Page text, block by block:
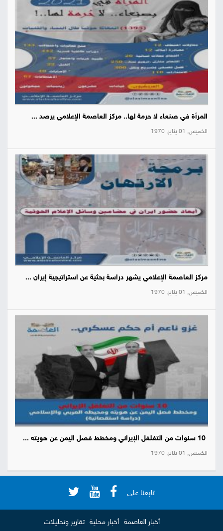
المرأة في صنعاء لا حرمة لها.. مركز العاصمة الإعلامي يرصد ...
الخميس, 01 يناير, 1970
مركز العاصمة الإعلامي يشهر دراسة بحثية عن استراتيجية إيران ...
الخميس, 01 يناير, 1970
الخميس, 01 يناير, 1970
تابعنا على
أخبار العاصمة أخبار محلية تقارير وتحليلات